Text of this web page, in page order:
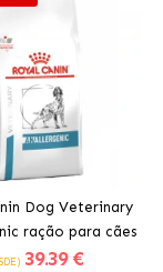
Dog Veterinary
ração para cães
39.39 €